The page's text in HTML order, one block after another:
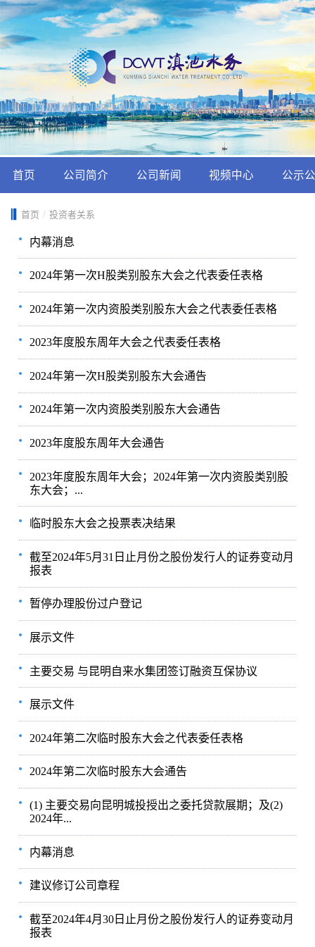
首页 公司简介 公司新闻 视频中心 公示
首页 / 投资者关系
内幕消息
2024年第一次H股类别股东大会之代表委任表格
2024年第一次内资股类别股东大会之代表委任表格
2023年度股东周年大会之代表委任表格
2024年第一次H股类别股东大会通告
2024年第一次内资股类别股东大会通告
2023年度股东周年大会通告
2023年度股东周年大会；2024年第一次内资股类别股
东大会；...
临时股东大会之投票表决结果
截至2024年5月31日止月份之股份发行人的证券变动月
报表
暂停办理股份过户登记
展示文件
主要交易 与昆明自来水集团签订融资互保协议
展示文件
2024年第二次临时股东大会之代表委任表格
2024年第二次临时股东大会通告
(1) 主要交易向昆明城投授出之委托贷款展期；及(2)
2024年...
内幕消息
建议修订公司章程
截至2024年4月30日止月份之股份发行人的证券变动月
报表